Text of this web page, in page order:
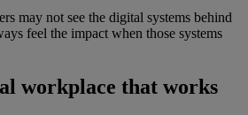
may not see the digital systems behind
feel the impact when those systems
workplace that works